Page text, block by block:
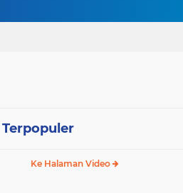
dan BLUD Kemendagri di Makassar
Ke Halaman Video